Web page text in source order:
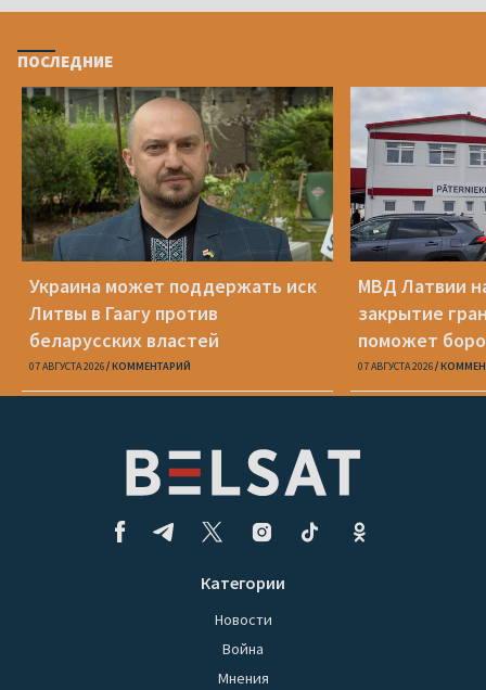
ПОСЛЕДНИЕ
Украина может поддержать иск
Литвы в Гаагу против
беларусских властей
07 АВГУСТА 2026 КОММЕНТАРИЙ
МВД Латвии
закрытие
поможет
07 АВГУСТА 2026
Категории
Новости
Война
Мнения